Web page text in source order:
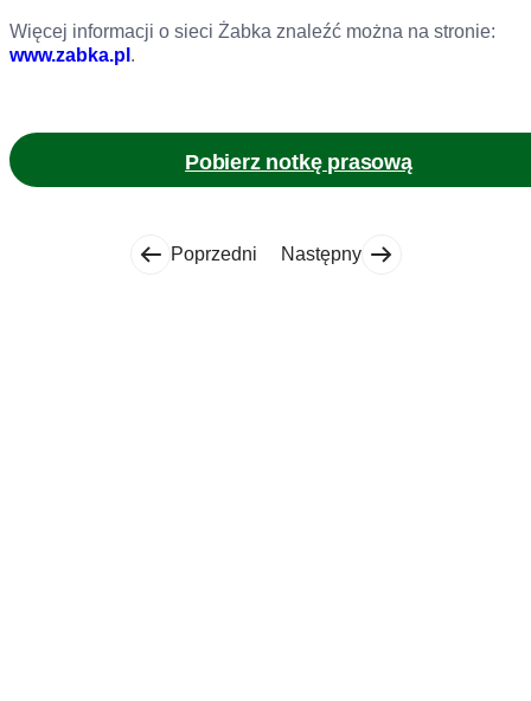
Więcej informacji o sieci Żabka znaleźć można na stronie:
www.zabka.pl .
Pobierz notkę prasową
Poprzedni Następny